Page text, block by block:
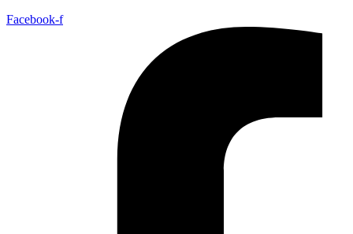
Facebook-f